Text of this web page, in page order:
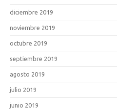
diciembre 2019
noviembre 2019
octubre 2019
septiembre 2019
agosto 2019
julio 2019
junio 2019